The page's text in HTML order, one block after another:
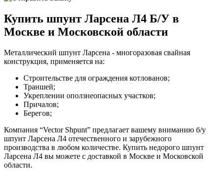
Купить шпунт Ларсена Л4 Б/У в
Москве и Московской области
Металлический шпунт Ларсена - многоразовая свайная
конструкция, применяется на:
Строительстве для ограждения котлованов;
Траншей;
Укреплении оползнеопасных участков;
Причалов;
Берегов;
Компания “Vector Shpunt” предлагает вашему вниманию б/у
шпунт Ларсена Л4 отечественного и зарубежного
производства в любом количестве. Купить недорого шпунт
Ларсена Л4 вы можете с доставкой в Москве и Московской
области.